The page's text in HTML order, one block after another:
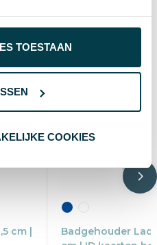
TOESTAAN
COOKIES
cm |
Badgehouder